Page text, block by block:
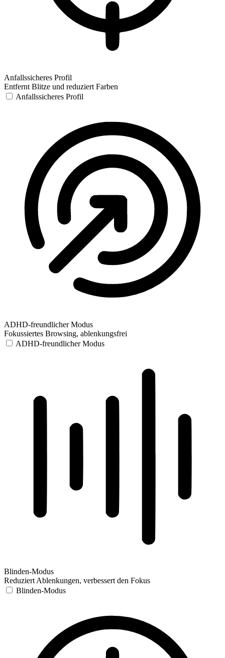
Anfallssicheres Profil
Entfernt Blitze und reduziert Farben
Anfallssicheres Profil
ADHD-freundlicher Modus
Fokussiertes Browsing, ablenkungsfrei
ADHD-freundlicher Modus
Blinden-Modus
Reduziert Ablenkungen, verbessert den Fokus
Blinden-Modus